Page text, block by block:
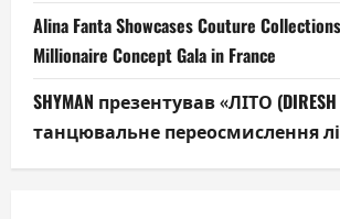
Alina Fanta Showcases Couture
Millionaire Concept Gala in France
SHYMAN презентував «ЛІТО
танцювальне переосмислення